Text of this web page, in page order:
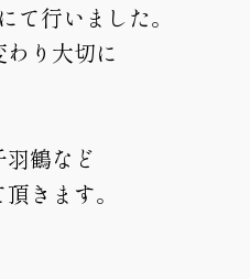
行いました。
り大切に
鶴など
きます。